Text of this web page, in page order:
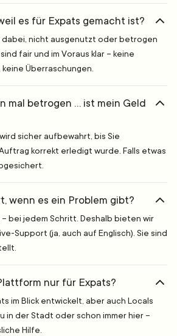
es für Expats gemacht ist?
dabei, nicht ausgenutzt oder betrogen
fair und im Voraus klar – keine
Überraschungen.
mal betrogen … ist mein Geld
sicher aufbewahrt, bis Sie
korrekt erledigt wurde. Falls etwas
wenn es ein Problem gibt?
– bei jedem Schritt. Deshalb bieten wir
Support (ja, auch auf Englisch). Sie sind
nur für Expats?
im Blick entwickelt, aber auch Locals
in der Stadt oder schon immer hier –
Hilfe.